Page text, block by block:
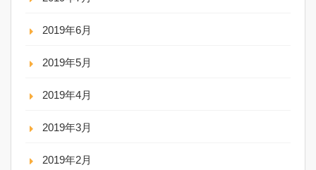
2019年6月
2019年5月
2019年4月
2019年3月
2019年2月